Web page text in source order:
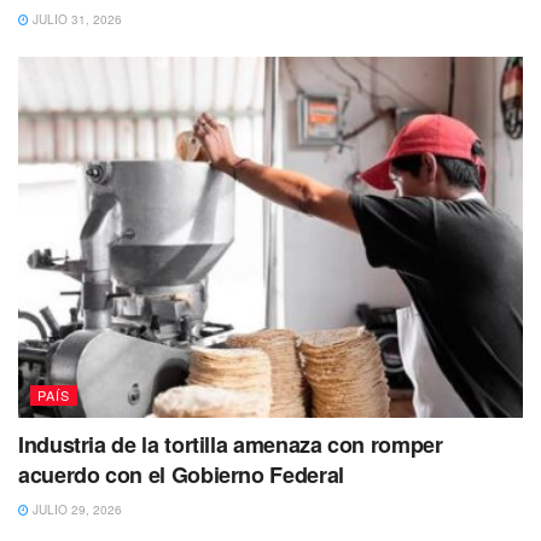
JULIO 31, 2026
PAÍS
Industria de la tortilla amenaza con romper
acuerdo con el Gobierno Federal
JULIO 29, 2026